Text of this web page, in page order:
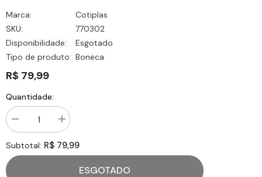
Marca:
Cotiplas
SKU:
770302
Disponibilidade:
Esgotado
Tipo de produto: Boneca
R$ 79,99
Quantidade:
Diminuir
quantidade
para
Boneca
Masha
Aumentar
quantidade
para
Boneca
Masha
Nanina
Subtotal: R$ 79,99
ESGOTADO